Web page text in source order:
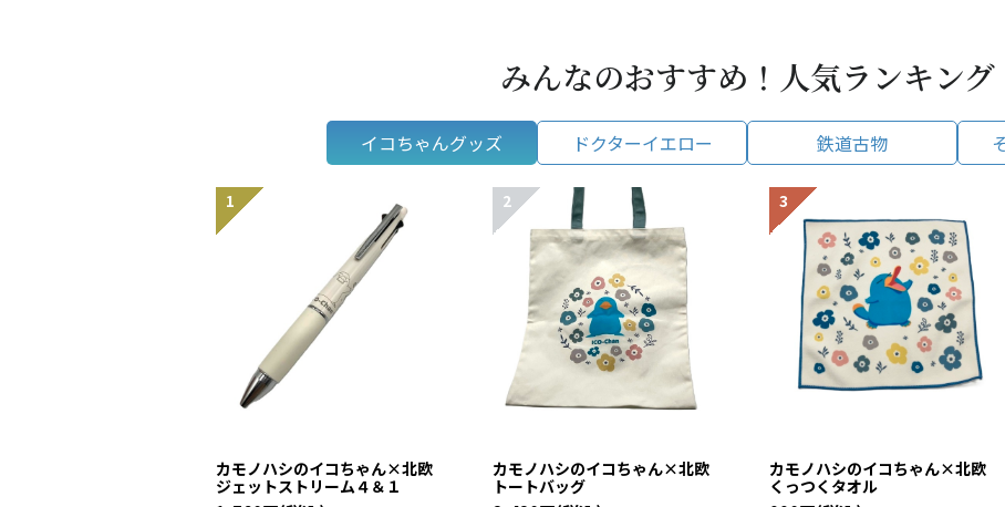
みんなのおすすめ！人気ランキング
イコちゃんグッズ ドクターイエロー 鉄道古物
カモノハシのイコちゃん×北欧
ジェットストリーム４＆１
カモノハシのイコちゃん×北欧
トートバッグ
カモノハシのイコちゃん×北欧
くっつくタオル